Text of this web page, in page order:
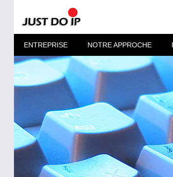
ENTREPRISE NOTRE APPROCHE